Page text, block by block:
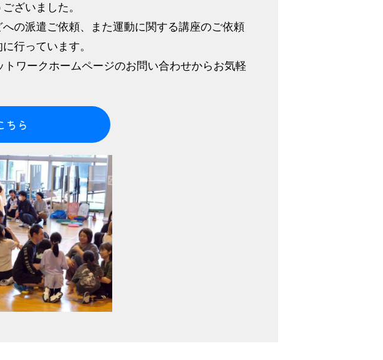
ざいました。
の派遣ご依頼、また運動に関する講座のご依頼
行っています。
ワークホームページのお問い合わせからお気軽
ちら